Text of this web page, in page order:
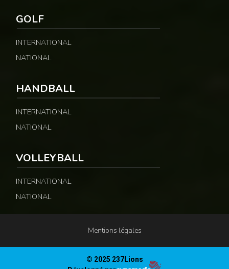
GOLF
INTERNATIONAL
NATIONAL
HANDBALL
INTERNATIONAL
NATIONAL
VOLLEYBALL
INTERNATIONAL
NATIONAL
Mentions légales
© 2025 237Lions